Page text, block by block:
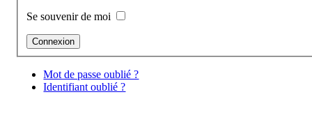
Se souvenir de moi
Mot de passe oublié ?
Identifiant oublié ?